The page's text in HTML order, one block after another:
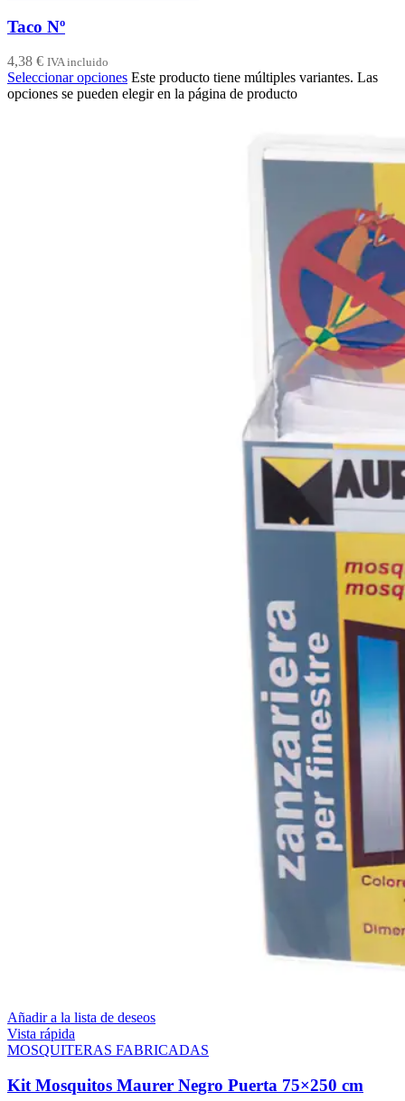
Taco Nº
4,38 € IVA incluido
Seleccionar opciones Este producto tiene múltiples variantes. Las
opciones se pueden elegir en la página de producto
Añadir a la lista de deseos
Vista rápida
MOSQUITERAS FABRICADAS
Kit Mosquitos Maurer Negro Puerta 75×250 cm